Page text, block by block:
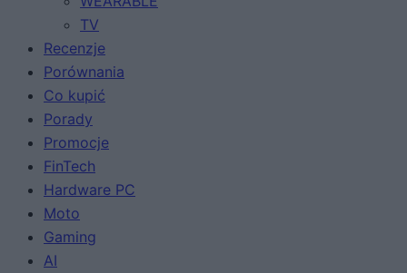
TV
Recenzje
Porównania
Co kupić
Porady
Promocje
FinTech
Hardware PC
Moto
Gaming
AI